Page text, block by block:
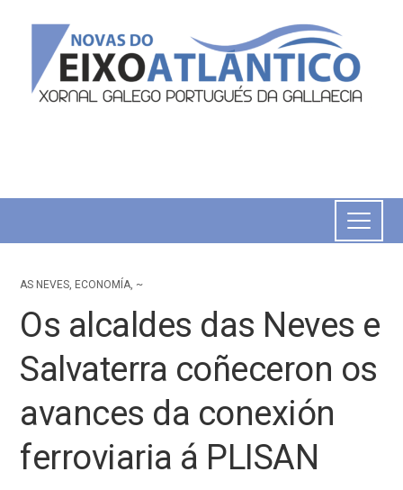
AS NEVES, ECONOMÍA, ~
Os alcaldes das Neves e
Salvaterra coñeceron os
avances da conexión
ferroviaria á PLISAN